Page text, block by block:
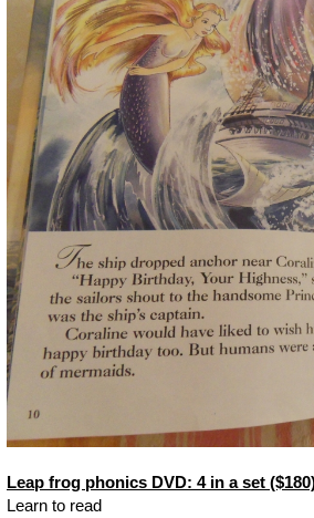
Leap frog phonics DVD: 4 in a set
Learn to read